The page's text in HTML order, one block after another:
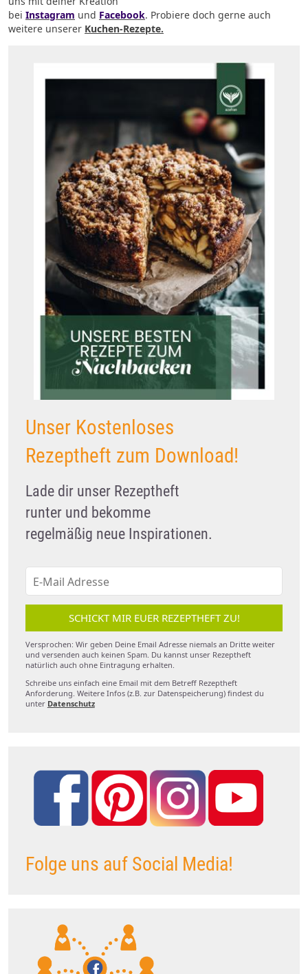
bei Instagram und Facebook. Probiere doch gerne auch
weitere unserer Kuchen-Rezepte.
Unser Kostenloses
Rezeptheft zum Download!
Lade dir unser Rezeptheft
runter und bekomme
regelmäßig neue Inspirationen.
SCHICKT MIR EUER REZEPTHEFT ZU!
Versprochen: Wir geben Deine Email Adresse niemals an Dritte weiter
und versenden auch keinen Spam. Du kannst unser Rezeptheft
natürlich auch ohne Eintragung erhalten.
Schreibe uns einfach eine Email mit dem Betreff Rezeptheft
Anforderung. Weitere Infos (z.B. zur Datenspeicherung) findest du
unter Datenschutz
Folge uns auf Social Media!